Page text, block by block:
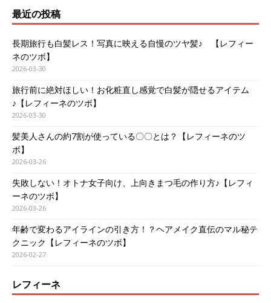
最近の投稿
長期旅行も白髪レス！写真に映える自慢のツヤ髪♪ 【レフィー
ネのツボ】
2026-03-30
旅行前に絶対ほしい！お化粧直し感覚で白髪が隠せるアイテム
♪【レフィーネのツボ】
2026-03-30
髪美人さんの約7割が使っている〇〇とは？【レフィーネのツ
ボ】
2026-03-26
失敗しない！オトナ女子向け、上向きまつ毛の作り方♪【レフィ
ーネのツボ】
2026-03-26
年齢で変わるアイラインの引き方！？ヘアメイク直伝のマル秘テ
クニック【レフィーネのツボ】
2026-02-27
レフィーネ